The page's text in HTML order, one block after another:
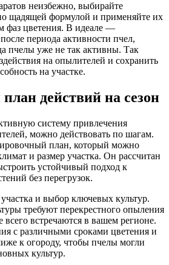
неизбежно, выбирайте
щадящей формулой и применяйте их
фаз цветения. В идеале —
периода активности пчел,
пчелы уже не так активны. Так
на опылителей и сохранить
на участке.
действий на сезон
систему привлечения
можно действовать по шагам.
план, который можно
и размер участка. Он рассчитан
устойчивый подход к
без перегрузок.
и выбор ключевых культур.
требуют перекрестного опыления
встречаются в вашем регионе.
с различными сроками цветения и
к огороду, чтобы пчелы могли
культур.